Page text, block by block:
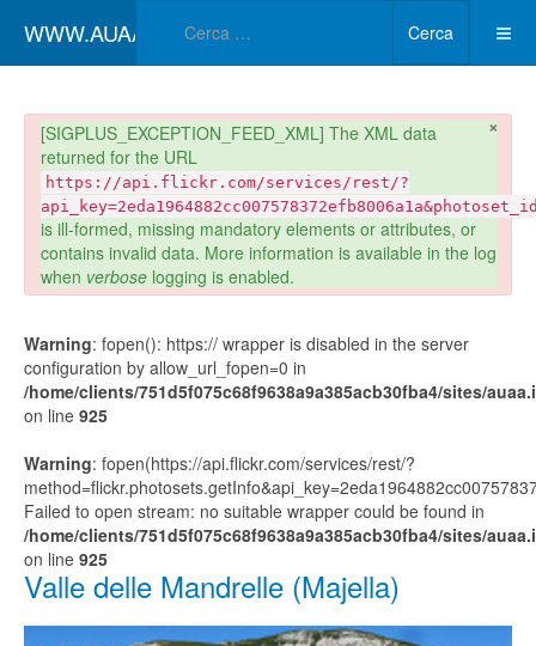
WWW.AUAA.IT
Cerca
×
danger
[SIGPLUS_EXCEPTION_FEED_XML] The XML data
returned for the URL
https://api.flickr.com/services/rest/?
is ill-formed, missing mandatory elements or attributes, or
contains invalid data. More information is available in the log
when verboselogging is enabled.
Warning: fopen(): https:// wrapper is disabled in the server
configuration by allow_url_fopen=0 in
/home/clients/751d5f075c68f9638a9a385acb30fba4/sites/
on line 925
Warning: fopen(https://api.flickr.com/services/rest/?
Failed to open stream: no suitable wrapper could be found in
/home/clients/751d5f075c68f9638a9a385acb30fba4/sites/
on line 925
Valle delle Mandrelle (Majella)